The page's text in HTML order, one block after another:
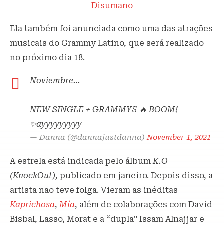
Disumano
Ela também foi anunciada como uma das atrações
musicais do Grammy Latino, que será realizado
no próximo dia 18.
Noviembre…
NEW SINGLE + GRAMMYS 🔥 BOOM!
✨ayyyyyyyyy
— Danna (@dannajustdanna)November 1, 2021
A estrela está indicada pelo álbumK.O
(KnockOut), publicado em janeiro. Depois disso, a
artista não teve folga. Vieram as inéditas
Kaprichosa,Mía, além de colaborações com David
Bisbal, Lasso, Morat e a “dupla” Issam Alnajjar e